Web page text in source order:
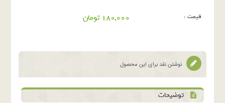
قیمت : 180,000 تومان
نوشتن نقد برای این محصول
توضیحات